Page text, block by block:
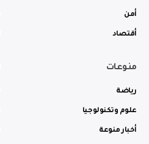
أمن
أقتصاد
منوعات
رياضة
علوم وتكنولوجيا
أخبار منوعة